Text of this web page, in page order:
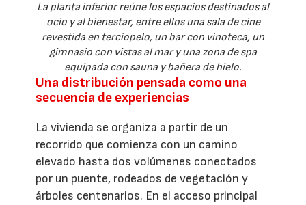
La planta inferior reúne los espacios destinados al
ocio y al bienestar, entre ellos una sala de cine
revestida en terciopelo, un bar con vinoteca, un
gimnasio con vistas al mar y una zona de spa
equipada con sauna y bañera de hielo.
Una distribución pensada como una
secuencia de experiencias
La vivienda se organiza a partir de un
recorrido que comienza con un camino
elevado hasta dos volúmenes conectados
por un puente, rodeados de vegetación y
árboles centenarios. En el acceso principal